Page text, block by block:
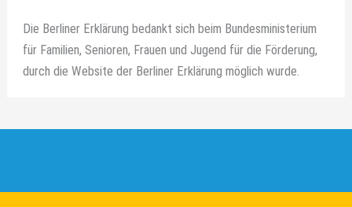
Die Berliner Erklärung bedankt sich beim Bundesministerium
für Familien, Senioren, Frauen und Jugend für die Förderung,
durch die Website der Berliner Erklärung möglich wurde.